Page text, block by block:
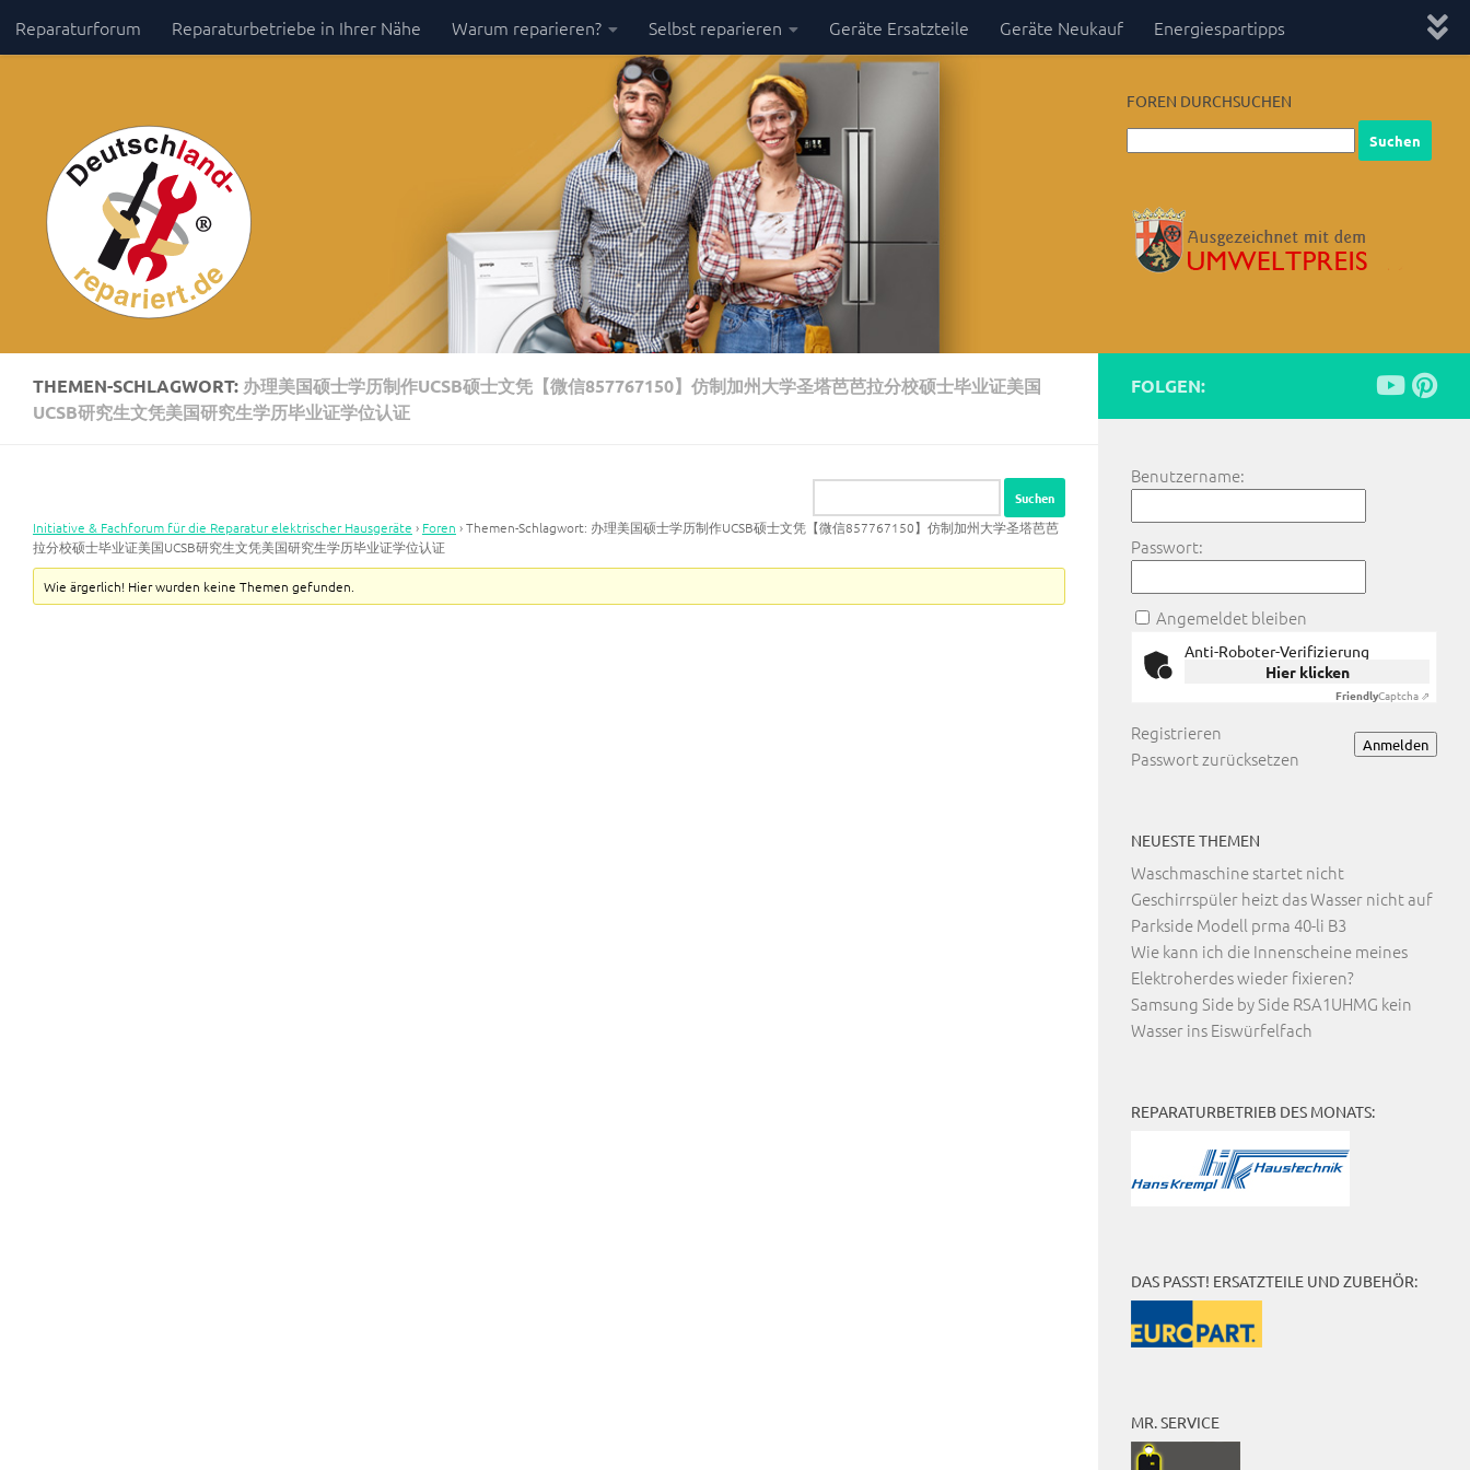
Zum Inhalt springen
Reparaturforum Reparaturbetriebe in Ihrer Nähe Warum reparieren? Selbst reparieren Geräte Ersatzteile Geräte Neukauf Energiespartipps
FOREN DURCHSUCHEN
THEMEN-SCHLAGWORT: 办理美国硕士学历制作UCSB硕士文凭【微信857767150】仿制加州大学圣塔芭芭拉分校硕士毕业证美国
UCSB研究生文凭美国研究生学历毕业证学位认证
Initiative & Fachforum für die Reparatur elektrischer Hausgeräte › Foren ›Themen-Schlagwort: 办理美国硕士学历制作UCSB硕士文凭【微信857767150】仿制加州大学圣塔芭芭
拉分校硕士毕业证美国UCSB研究生文凭美国研究生学历毕业证学位认证
Wie ärgerlich! Hier wurden keine Themen gefunden.
FOLGEN:
Benutzername:
Passwort:
Angemeldet bleiben
Anti-Roboter-Verifizierung
Hier klicken
FriendlyCaptcha ⇗
Anmelden
Registrieren
Passwort zurücksetzen
NEUESTE THEMEN
Waschmaschine startet nicht
Geschirrspüler heizt das Wasser nicht auf
Parkside Modell prma 40-li B3
Wie kann ich die Innenscheine meines
Elektroherdes wieder fixieren?
Samsung Side by Side RSA1UHMG kein
Wasser ins Eiswürfelfach
REPARATURBETRIEB DES MONATS:
DAS PASST! ERSATZTEILE UND ZUBEHÖR:
MR. SERVICE